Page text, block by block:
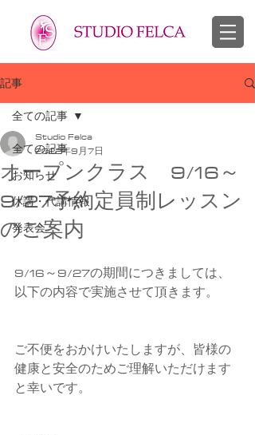
記事
全ての記事
お知らせ
休講・代講情報
発表会
全ての記事
オープンクラス 9/16～
9/27予約定員制レッスン
のご案内
Studio Felca
2022年9月7日
9/16～9/27の期間につきましては、
以下の内容で実施させて頂きます。
ご不便をおかけいたしますが、皆様の
健康と安全のためご理解いただけます
と幸いです。